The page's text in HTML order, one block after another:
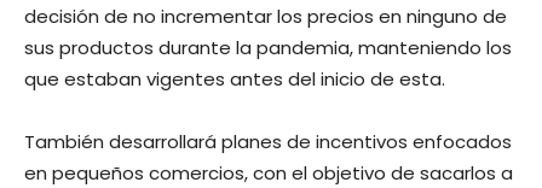
decisión de no incrementar los precios en ninguno de
sus productos durante la pandemia, manteniendo los
que estaban vigentes antes del inicio de esta.
También desarrollará planes de incentivos enfocados
en pequeños comercios, con el objetivo de sacarlos a